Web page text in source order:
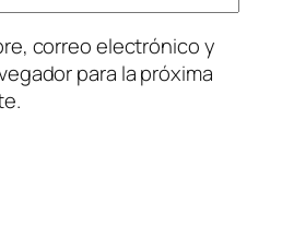
correo electrónico y
para la próxima